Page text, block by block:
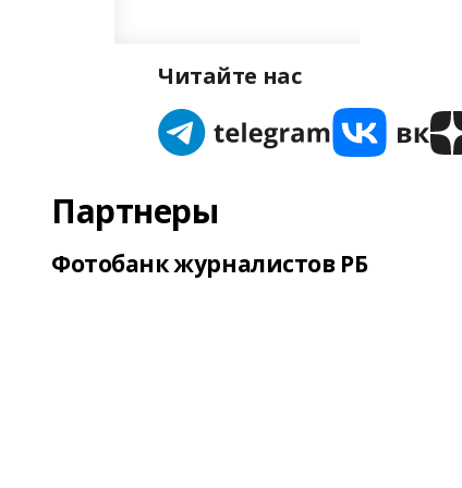
Читайте нас
Партнеры
Фотобанк журналистов РБ